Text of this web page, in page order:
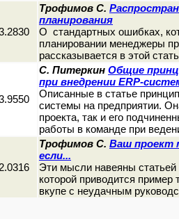
Трофимов C.
планирования
О стандартных ошибках,
планировании менеджеры
рассказывается в этой
C. Питеркин Общие
при внедрении ERP-
Описанные в статье
системы на предприятии.
проекта, так и его
работы в команде при
2.0316
Трофимов C. Ваш проект
если...
Эти мысли навеяны
которой приводится пример
вкупе с неудачным